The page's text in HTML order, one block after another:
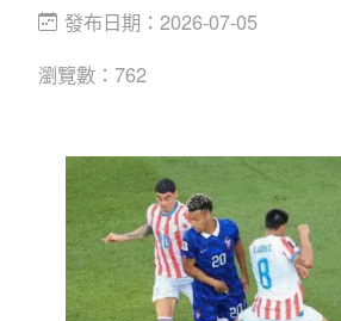
發布日期： 2026-07-05
瀏覽數： 762